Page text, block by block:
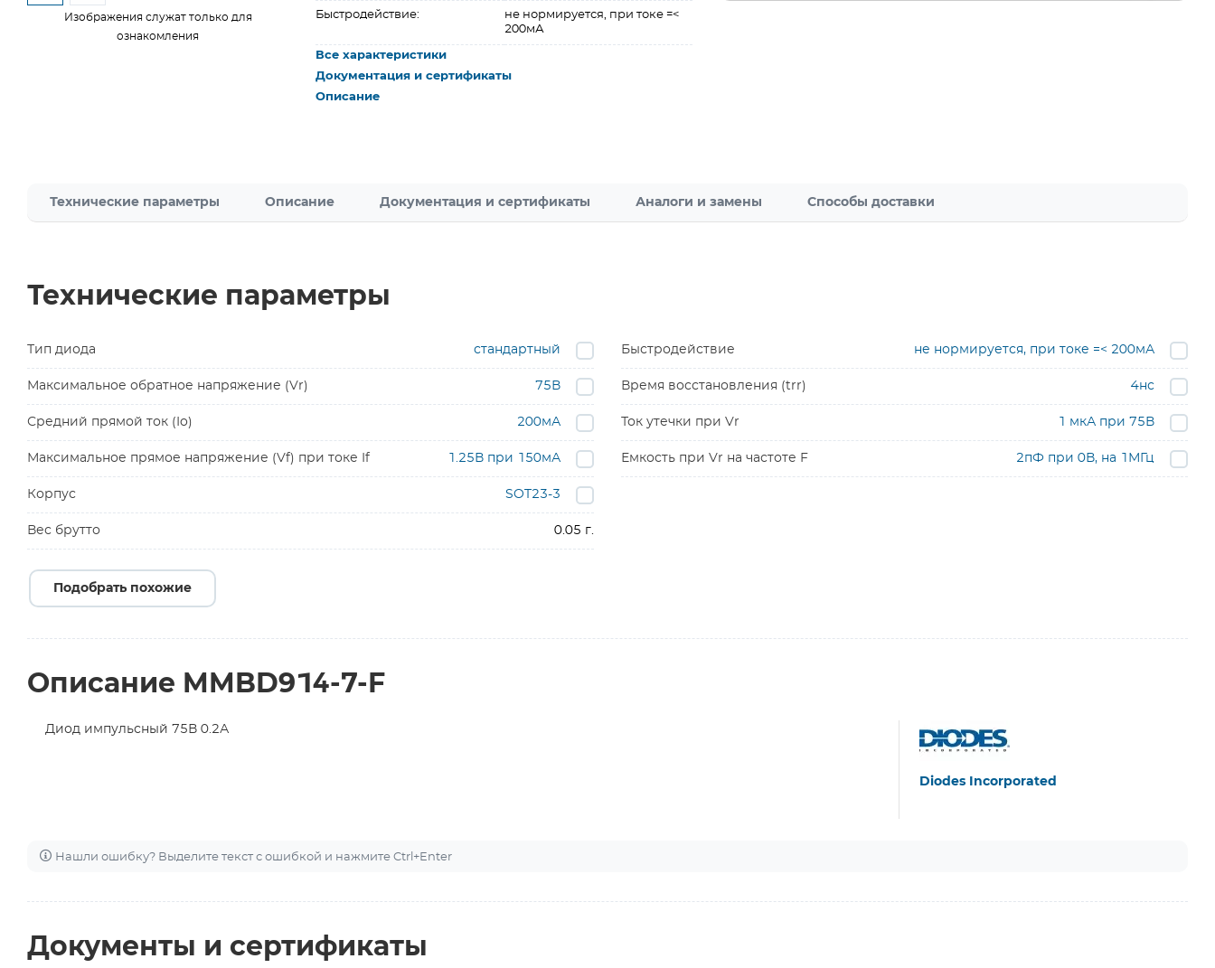
Изображения служат только для
ознакомления
Быстродействие:
не нормируется, при токе =<
200мА
Все характеристики
Документация и сертификаты
Описание
Технические параметры Описание Документация и сертификаты Аналоги и замены Способы доставки
Технические параметры
Тип диода стандартный
Максимальное обратное напряжение (Vr) 75В
Средний прямой ток (Io) 200мА
Максимальное прямое напряжение (Vf) при токе If 1.25В при 150мА
Быстродействие не нормируется, при токе =< 200мА
Время восстановления (trr) 4нс
Ток утечки при Vr 1 мкА при 75В
Емкость при Vr на частоте F 2пФ при 0В, на 1МГц
Корпус SOT23-3
Вес брутто 0.05 г.
Подобрать похожие
Описание MMBD914-7-F
Диод импульсный 75В 0.2А
Diodes Incorporated
Нашли ошибку? Выделите текст с ошибкой и нажмите Ctrl+Enter
Документы и сертификаты